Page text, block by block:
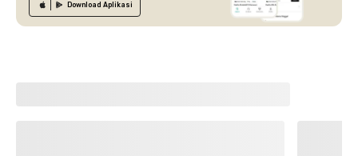
Download Aplikasi